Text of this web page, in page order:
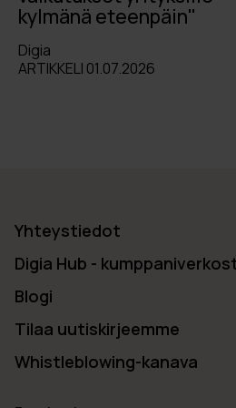
kylmänä eteenpäin"
Digia
ARTIKKELI 01.07.2026
Yhteystiedot
Digia Hub -
Blogi
Tilaa uutiskirjeemme
Whistleblowing-kanava